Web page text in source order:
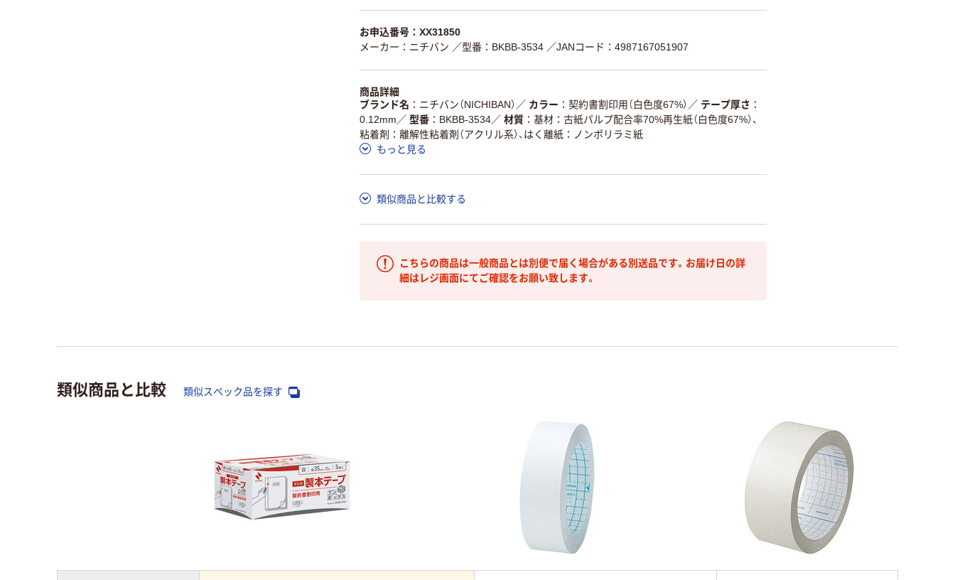
お申込番号：XX31850
メーカー：ニチバン ／型番：BKBB-3534 ／JANコード：4987167051907
商品詳細
ブランド名
ニチバン（NICHIBAN） ／ カラー 契約書割印用（白色度67%） ／ テープ厚さ
0.12mm ／ 型番 BKBB-3534／ 材質
基材：古紙パルプ配合率70%再生紙（白色度67%）、
粘着剤：離解性粘着剤（アクリル系）、はく離紙：ノンポリラミ紙
もっと見る
類似商品と比較する
こちらの商品は一般商品とは別便で届く場合がある別送品です。お届け日の詳
細はレジ画面にてご確認をお願い致します。
類似商品と比較 類似スペック品を探す